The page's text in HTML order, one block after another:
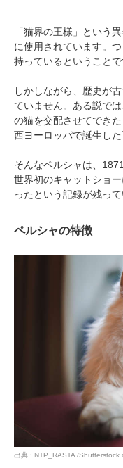
「猫界の王様」という
に使用されています。
持っているということで
しかしながら、歴史が
ていません。ある説で
の猫を交配させてでき
西ヨーロッパで誕生し
そんなペルシャは、
世界初のキャットショ
ったという記録が残って
ペルシャの特徴
出典 : NTP_RASTA /